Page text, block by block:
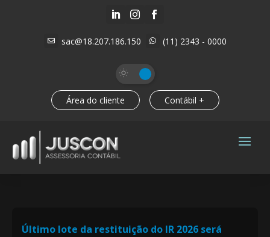
  
 sac@18.207.186.150  (11) 2343 - 0000
Área do cliente Contábil +
Último lote da restituição do IR 2026 será